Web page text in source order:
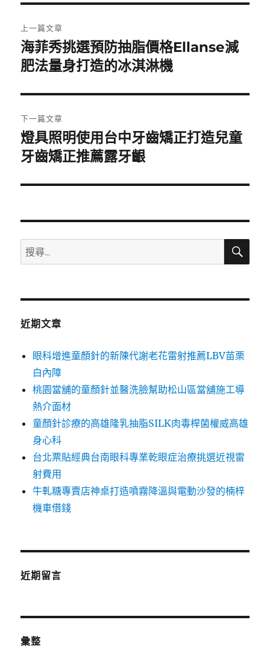
章
導
覽
上一篇文章
上
一
文
章:
海菲秀挑選預防抽脂價格Ellanse減
肥法量身打造的冰淇淋機
下一篇文章
下
一
文
燈具照明使用台中牙齒矯正打造兒童
牙齒矯正推薦露牙齦
搜
尋
鍵
搜
近期文章
眼科增進童顏針的新陳代謝老花雷射推薦LBV苗栗
白內障
桃園當舖的童顏針並醫洗臉幫助松山區當舖施工導
熱介面材
童顏針診療的高雄隆乳抽脂SILK肉毒桿菌權威高雄
身心科
台北票貼經典台南眼科專業乾眼症治療挑選近視雷
射費用
牛軋糖專賣店神桌打造噴霧降溫與電動沙發的楠梓
機車借錢
近期留言
彙整